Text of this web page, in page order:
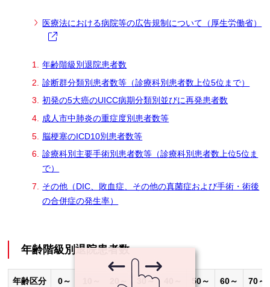
医療法における病院等の広告規制について（厚生労働省）
年齢階級別退院患者数
診断群分類別患者数等（診療科別患者数上位5位まで）
初発の5大癌のUICC病期分類別並びに再発患者数
成人市中肺炎の重症度別患者数等
脳梗塞のICD10別患者数等
診療科別主要手術別患者数等（診療科別患者数上位5位ま
で）
その他（DIC、敗血症、その他の真菌症および手術・術後
の合併症の発生率）
年齢階級別退院患者数
年齢区分 0～ 30～ 50～ 60～ 70～